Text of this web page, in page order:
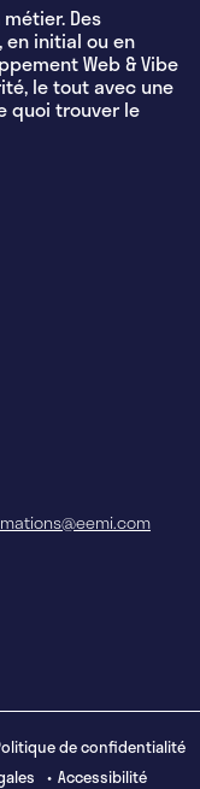
Des
initial ou en
Web & Vibe
le tout avec une
quoi trouver le
de confidentialité
Accessibilité